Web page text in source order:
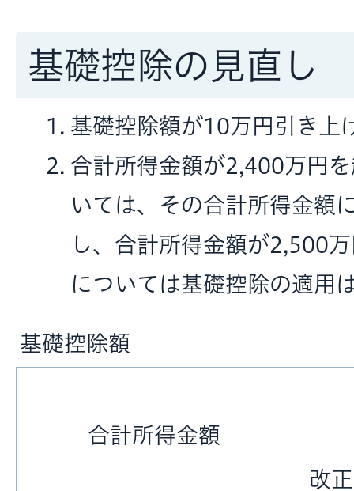
基礎控除の見直し
基礎控除額が10万円引き上
合計所得金額が2,400万円
いては、その合計所得金額
し、合計所得金額が2,500
については基礎控除の適用
基礎控除額
合計所得金額
改